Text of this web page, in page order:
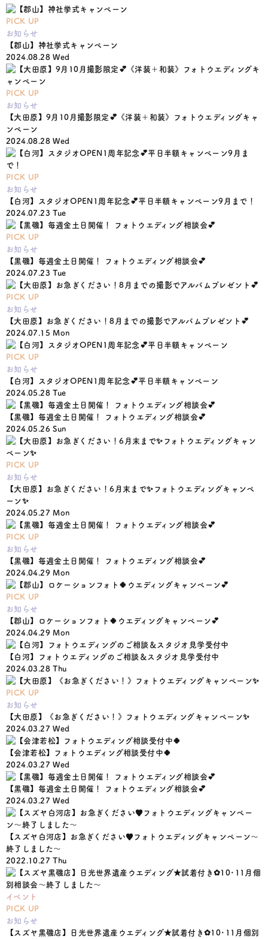
PICK UP
お知らせ
【郡山】神社挙式キャンペーン
2024.08.28 Wed
PICK UP
お知らせ
【大田原】9月10月撮影限定💕《洋装＋和装》フォトウエディングキャ
ンペーン
2024.08.28 Wed
PICK UP
お知らせ
【白河】スタジオOPEN1周年記念💕平日半額キャンペーン9月まで！
2024.07.23 Tue
PICK UP
お知らせ
【黒磯】毎週金土日開催！ フォトウエディング相談会💕
2024.07.23 Tue
PICK UP
お知らせ
【大田原】お急ぎください！8月までの撮影でアルバムプレゼント💕
2024.07.15 Mon
PICK UP
お知らせ
【白河】スタジオOPEN1周年記念💕平日半額キャンペーン
2024.05.28 Tue
【黒磯】毎週金土日開催！ フォトウエディング相談会💕
2024.05.26 Sun
PICK UP
お知らせ
【大田原】お急ぎください！6月末まで✨フォトウエディングキャンペ
ーン✨
2024.05.27 Mon
PICK UP
お知らせ
【黒磯】毎週金土日開催！ フォトウエディング相談会💕
2024.04.29 Mon
PICK UP
お知らせ
【郡山】ロケーションフォト🍀ウエディングキャンペーン💕
2024.04.29 Mon
【白河】フォトウエディングのご相談＆スタジオ見学受付中
2024.03.28 Thu
PICK UP
お知らせ
【大田原】《お急ぎください！》フォトウエディングキャンペーン✨
2024.03.27 Wed
【会津若松】フォトウエディング相談受付中🍀
2024.03.27 Wed
【黒磯】毎週金土日開催！ フォトウエディング相談会💕
2024.03.27 Wed
【スズヤ白河店】お急ぎください♥フォトウエディングキャンペーン〜
終了しました〜
2022.10.27 Thu
イベント
PICK UP
お知らせ
【スズヤ黒磯店】日光世界遺産ウエディング★試着付き✿10･11月個別